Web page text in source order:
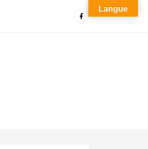
Langue